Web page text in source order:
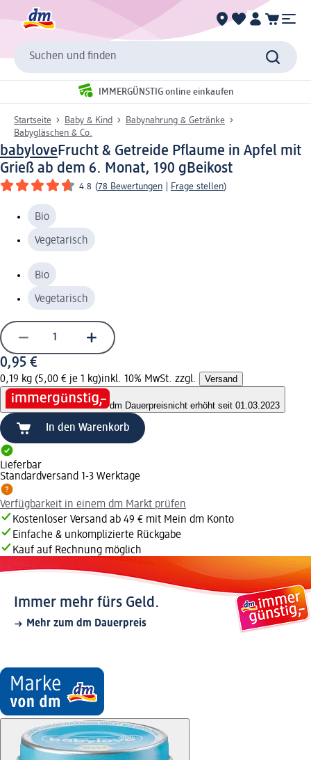
Suchen und finden
IMMERGÜNSTIG online einkaufen
Startseite Baby & Kind
Babynahrung & Getränke
Babygläschen & Co.
babyloveFrucht & Getreide Pflaume in Apfel mit
Grieß ab dem 6. Monat, 190 gBeikost
4.8 (78 Bewertungen Frage stellen)
Bio
Vegetarisch
Bio
Vegetarisch
0,95 €
0,19 kg (5,00 € je 1 kg)inkl. 10% MwSt. zzgl. Versand
dm Dauerpreisnicht erhöht seit 01.03.2023
In den Warenkorb
Lieferbar
Standardversand 1-3 Werktage
Verfügbarkeit in einem dm Markt prüfen
Kostenloser Versand ab 49 € mit Mein dm Konto
Einfache & unkomplizierte Rückgabe
Kauf auf Rechnung möglich
Immer mehr fürs Geld.
Mehr zum dm Dauerpreis